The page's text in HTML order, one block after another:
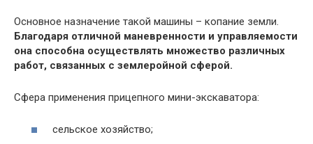
Основное назначение такой машины – копание земли.
Благодаря отличной маневренности и управляемости
она способна осуществлять множество различных
работ, связанных с землеройной сферой.
Сфера применения прицепного мини-экскаватора:
сельское хозяйство;